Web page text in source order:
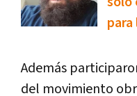
Además
del movimiento